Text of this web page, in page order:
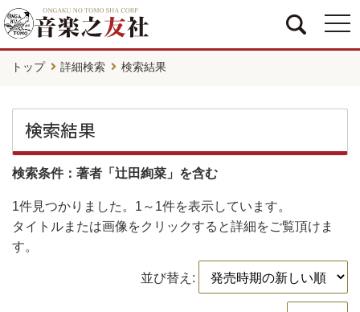
トップ 詳細検索 検索結果
検索結果
検索条件：著者「辻田絢菜」を含む
1件見つかりました。 1～1件を表示しています。
タイトルまたは画像をクリックすると詳細をご覧頂けま
す。
並び替え: